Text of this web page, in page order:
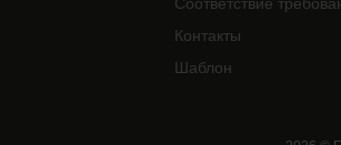
Контакты
Шаблон